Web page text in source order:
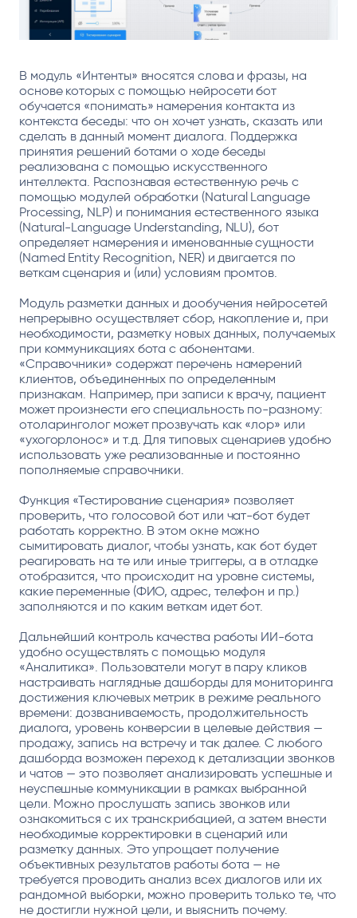
В модуль «Интенты» вносятся слова и фразы, на
основе которых с помощью нейросети бот
обучается «понимать» намерения контакта из
контекста беседы: что он хочет узнать, сказать или
сделать в данный момент диалога. Поддержка
принятия решений ботами о ходе беседы
реализована с помощью искусственного
интеллекта. Распознавая естественную речь с
помощью модулей обработки (Natural Language
Processing, NLP) и понимания естественного языка
(Natural-Language Understanding, NLU), бот
определяет намерения и именованные сущности
(Named Entity Recognition, NER) и двигается по
веткам сценария и (или) условиям промтов.
Модуль разметки данных и дообучения нейросетей
непрерывно осуществляет сбор, накопление и, при
необходимости, разметку новых данных, получаемых
при коммуникациях бота с абонентами.
«Справочники» содержат перечень намерений
клиентов, объединенных по определенным
признакам. Например, при записи к врачу, пациент
может произнести его специальность по-разному:
отоларинголог может прозвучать как «лор» или
«ухогорлонос» и т.д. Для типовых сценариев удобно
использовать уже реализованные и постоянно
пополняемые справочники.
Функция «Тестирование сценария» позволяет
проверить, что голосовой бот или чат-бот будет
работать корректно. В этом окне можно
сымитировать диалог, чтобы узнать, как бот будет
реагировать на те или иные триггеры, а в отладке
отобразится, что происходит на уровне системы,
какие переменные (ФИО, адрес, телефон и пр.)
заполняются и по каким веткам идет бот.
Дальнейший контроль качества работы ИИ-бота
удобно осуществлять с помощью модуля
«Аналитика». Пользователи могут в пару кликов
настраивать наглядные дашборды для мониторинга
достижения ключевых метрик в режиме реального
времени: дозваниваемость, продолжительность
диалога, уровень конверсии в целевые действия —
продажу, запись на встречу и так далее. С любого
дашборда возможен переход к детализации звонков
и чатов — это позволяет анализировать успешные и
неуспешные коммуникации в рамках выбранной
цели. Можно прослушать запись звонков или
ознакомиться с их транскрибацией, а затем внести
необходимые корректировки в сценарий или
разметку данных. Это упрощает получение
объективных результатов работы бота — не
требуется проводить анализ всех диалогов или их
рандомной выборки, можно проверить только те, что
не достигли нужной цели, и выяснить почему.